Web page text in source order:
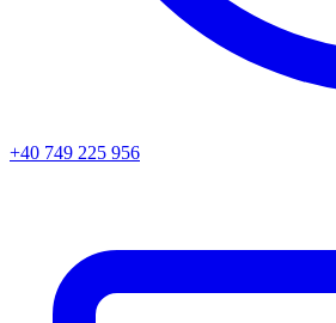
+40 749 225 956